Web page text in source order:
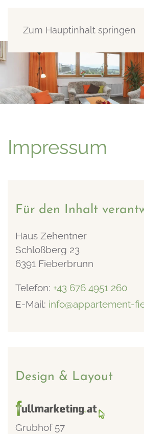
Zum Hauptinhalt springen
Impressum
Für den Inhalt
Haus Zehentner
Schloßberg 23
6391 Fieberbrunn
Telefon: +43 676 4951 260
E-Mail: info@appartement-
Design & Layout
Grubhof 57